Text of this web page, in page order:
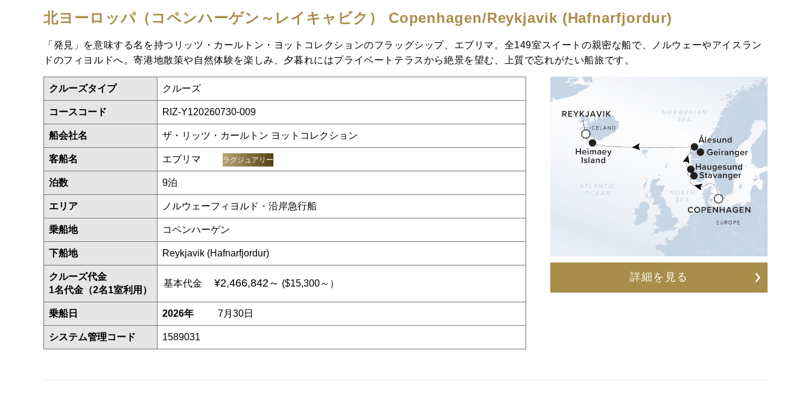
北ヨーロッパ（コペンハーゲン～レイキャビク） Copenhagen/Reykjavik (Hafnarfjordur)
「発見」を意味する名を持つリッツ・カールトン・ヨットコレクションのフラッグシップ、エブリマ。全149室スイートの親密な船で、ノルウェーやアイスラン
ドのフィヨルドへ。寄港地散策や自然体験を楽しみ、夕暮れにはプライベートテラスから絶景を望む、上質で忘れがたい船旅です。
詳細を見る
クルーズタイプ クルーズ
コースコード RIZ-Y120260730-009
船会社名 ザ・リッツ・カールトン ヨットコレクション
客船名 エブリマ ラグジュアリー
泊数 9泊
エリア ノルウェーフィヨルド・沿岸急行船
乗船地 コペンハーゲン
下船地 Reykjavik (Hafnarfjordur)
クルーズ代金
1名代金（2名1室利用）
基本代金 ¥2,466,842～ ($15,300～）
乗船日 2026年 7月30日
システム管理コード 1589031